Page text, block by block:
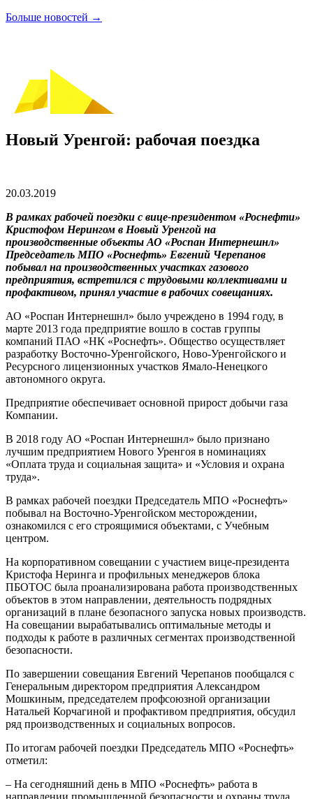
Больше новостей →
Новый Уренгой: рабочая поездка
20.03.2019
В рамках рабочей поездки с вице-президентом «Роснефти»
Кристофом Нерингом в Новый Уренгой на
производственные объекты АО «Роспан Интернешнл»
Председатель МПО «Роснефть» Евгений Черепанов
побывал на производственных участках газового
предприятия, встретился с трудовыми коллективами и
профактивом, принял участие в рабочих совещаниях.
АО «Роспан Интернешнл» было учреждено в 1994 году, в
марте 2013 года предприятие вошло в состав группы
компаний ПАО «НК «Роснефть». Общество осуществляет
разработку Восточно-Уренгойского, Ново-Уренгойского и
Ресурсного лицензионных участков Ямало-Ненецкого
автономного округа.
Предприятие обеспечивает основной прирост добычи газа
Компании.
В 2018 году АО «Роспан Интернешнл» было признано
лучшим предприятием Нового Уренгоя в номинациях
«Оплата труда и социальная защита» и «Условия и охрана
труда».
В рамках рабочей поездки Председатель МПО «Роснефть»
побывал на Восточно-Уренгойском месторождении,
ознакомился с его строящимися объектами, с Учебным
центром.
На корпоративном совещании с участием вице-президента
Кристофа Неринга и профильных менеджеров блока
ПБОТОС была проанализирована работа производственных
объектов в этом направлении, деятельность подрядных
организаций в плане безопасного запуска новых производств.
На совещании вырабатывались оптимальные методы и
подходы к работе в различных сегментах производственной
безопасности.
По завершении совещания Евгений Черепанов пообщался с
Генеральным директором предприятия Александром
Мошкиным, председателем профсоюзной организации
Натальей Корчагиной и профактивом предприятия, обсудил
ряд производственных и социальных вопросов.
По итогам рабочей поездки Председатель МПО «Роснефть»
отметил:
– На сегодняшний день в МПО «Роснефть» работа в
направлении промышленной безопасности и охраны труда